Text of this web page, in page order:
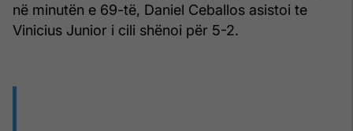
në minutën e 69-të, Daniel Ceballos asistoi te
Vinicius Junior i cili shënoi për 5-2.